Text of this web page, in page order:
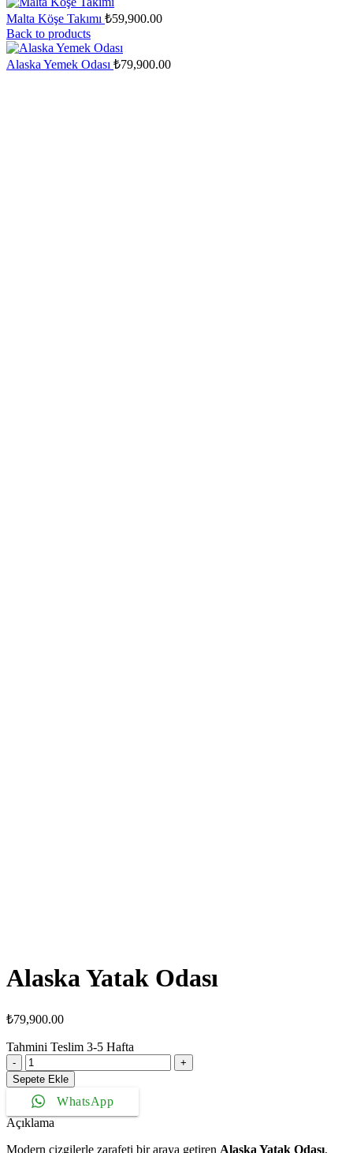
Malta Köşe Takımı ₺59,900.00
Back to products
Alaska Yemek Odası ₺79,900.00
Alaska Yatak Odası
₺79,900.00
Tahmini Teslim 3-5 Hafta
Alaska
Yatak
Odası
adet
Sepete Ekle
WhatsApp
Açıklama
Modern çizgilerle zarafeti bir araya getiren Alaska Yatak Odası,